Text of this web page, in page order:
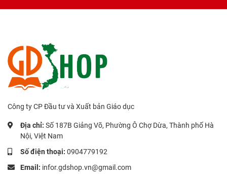
Công ty CP Đầu tư và Xuất bản Giáo dục
Địa chỉ: Số 187B Giảng Võ, Phường Ô Chợ Dừa, Thành phố Hà
Nội, Việt Nam
Số điện thoại: 0904779192
Email: infor.gdshop.vn@gmail.com